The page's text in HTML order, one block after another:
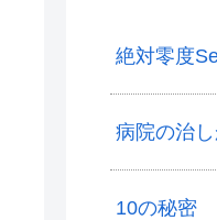
絶対零度
病院の治
10の秘密